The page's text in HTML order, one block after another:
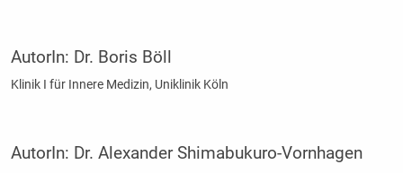
AutorIn: Dr. Boris Böll
Klinik I für Innere Medizin, Uniklinik Köln
AutorIn: Dr. Alexander Shimabukuro-Vornhagen